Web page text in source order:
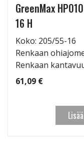
GreenMax
16 H
Koko: 205/55-16
Renkaan
Renkaan
61,09 €